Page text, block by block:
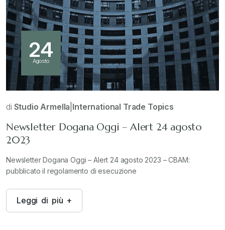
24
Agosto
di Studio Armella International Trade Topics
Newsletter Dogana Oggi – Alert 24 agosto
2023
Newsletter Dogana Oggi – Alert 24 agosto 2023 – CBAM:
pubblicato il regolamento di esecuzione
Leggi di più +